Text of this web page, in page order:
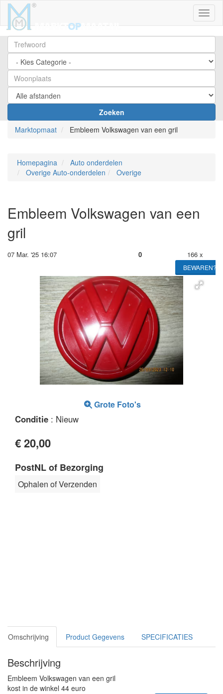
Zoeken
Marktopmaat
Embleem Volkswagen van een gril
Homepagina
Auto onderdelen
Overige Auto-onderdelen
Overige
Embleem Volkswagen van een
gril
07 Mar. '25 16:07 0 166 x
BEWAREN?
Grote Foto's
Conditie : Nieuw
€ 20,00
PostNL of Bezorging
Ophalen of Verzenden
Omschrijving Product Gegevens SPECIFICATIES
Beschrijving
Embleem Volkswagen van een gril
kost in de winkel 44 euro